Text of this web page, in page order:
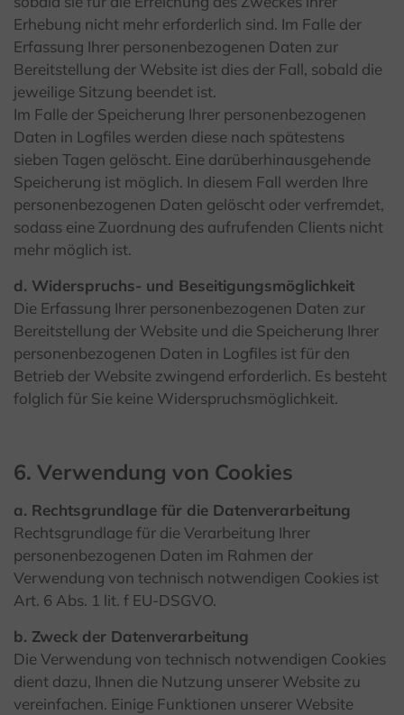
Erhebung nicht mehr erforderlich sind. Im Falle der
Erfassung Ihrer personenbezogenen Daten zur
Bereitstellung der Website ist dies der Fall, sobald die
jeweilige Sitzung beendet ist.
Im Falle der Speicherung Ihrer personenbezogenen
Daten in Logfiles werden diese nach spätestens
sieben Tagen gelöscht. Eine darüberhinausgehende
Speicherung ist möglich. In diesem Fall werden Ihre
personenbezogenen Daten gelöscht oder verfremdet,
sodass eine Zuordnung des aufrufenden Clients nicht
mehr möglich ist.
d. Widerspruchs- und Beseitigungsmöglichkeit
Die Erfassung Ihrer personenbezogenen Daten zur
Bereitstellung der Website und die Speicherung Ihrer
personenbezogenen Daten in Logfiles ist für den
Betrieb der Website zwingend erforderlich. Es besteht
folglich für Sie keine Widerspruchsmöglichkeit.
6. Verwendung von Cookies
a. Rechtsgrundlage für die Datenverarbeitung
Rechtsgrundlage für die Verarbeitung Ihrer
personenbezogenen Daten im Rahmen der
Verwendung von technisch notwendigen Cookies ist
Art. 6 Abs. 1 lit. f EU-DSGVO.
b. Zweck der Datenverarbeitung
Die Verwendung von technisch notwendigen Cookies
dient dazu, Ihnen die Nutzung unserer Website zu
vereinfachen. Einige Funktionen unserer Website